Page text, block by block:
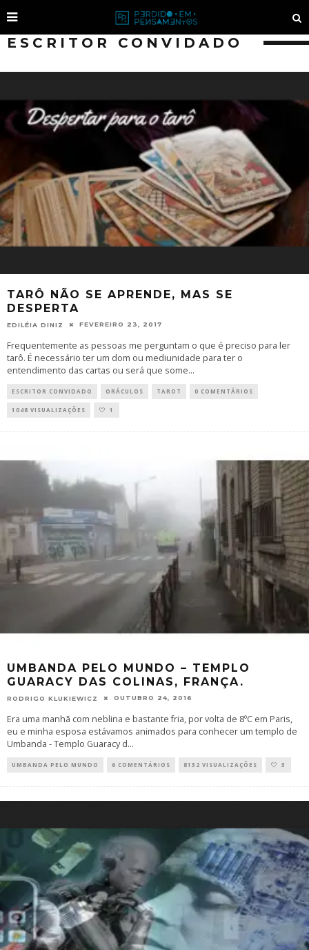
ESCRITOR CONVIDADO
TARÔ NÃO SE APRENDE, MAS SE
DESPERTA
EDILÉIA DINIZ FEVEREIRO 23, 2017
Frequentemente as pessoas me perguntam o que é preciso para ler
tarô. É necessário ter um dom ou mediunidade para ter o
entendimento das cartas ou será que some...
ESCRITOR CONVIDADO ORÁCULOS TAROT 0 COMENTÁRIOS
1048 VISUALIZAÇÕES 1
UMBANDA PELO MUNDO – TEMPLO
GUARACY DAS COLINAS, FRANÇA.
RODRIGO KLUKIEWICZ OUTUBRO 24, 2016
Era uma manhã com neblina e bastante fria, por volta de 8ºC em Paris,
eu e minha esposa estávamos animados para conhecer um templo de
Umbanda - Templo Guaracy d...
UMBANDA PELO MUNDO 6 COMENTÁRIOS 8132 VISUALIZAÇÕES 3